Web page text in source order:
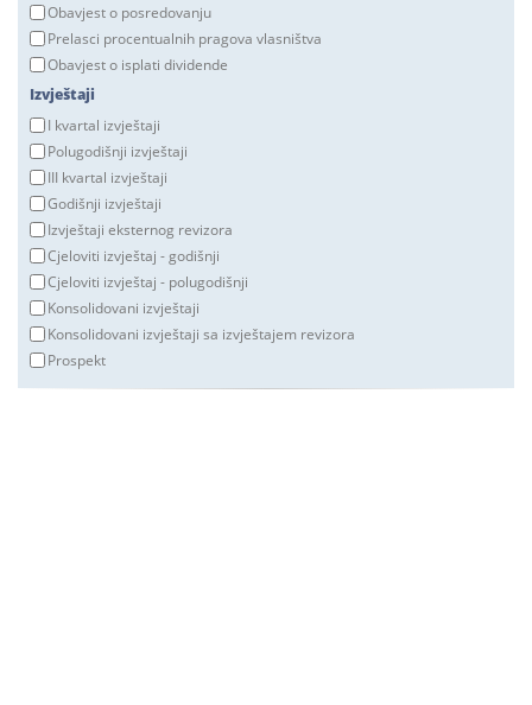
Obavjest o posredovanju
Prelasci procentualnih pragova vlasništva
Obavjest o isplati dividende
Izvještaji
I kvartal izvještaji
Polugodišnji izvještaji
III kvartal izvještaji
Godišnji izvještaji
Izvještaji eksternog revizora
Cjeloviti izvještaj - godišnji
Cjeloviti izvještaj - polugodišnji
Konsolidovani izvještaji
Konsolidovani izvještaji sa izvještajem revizora
Prospekt